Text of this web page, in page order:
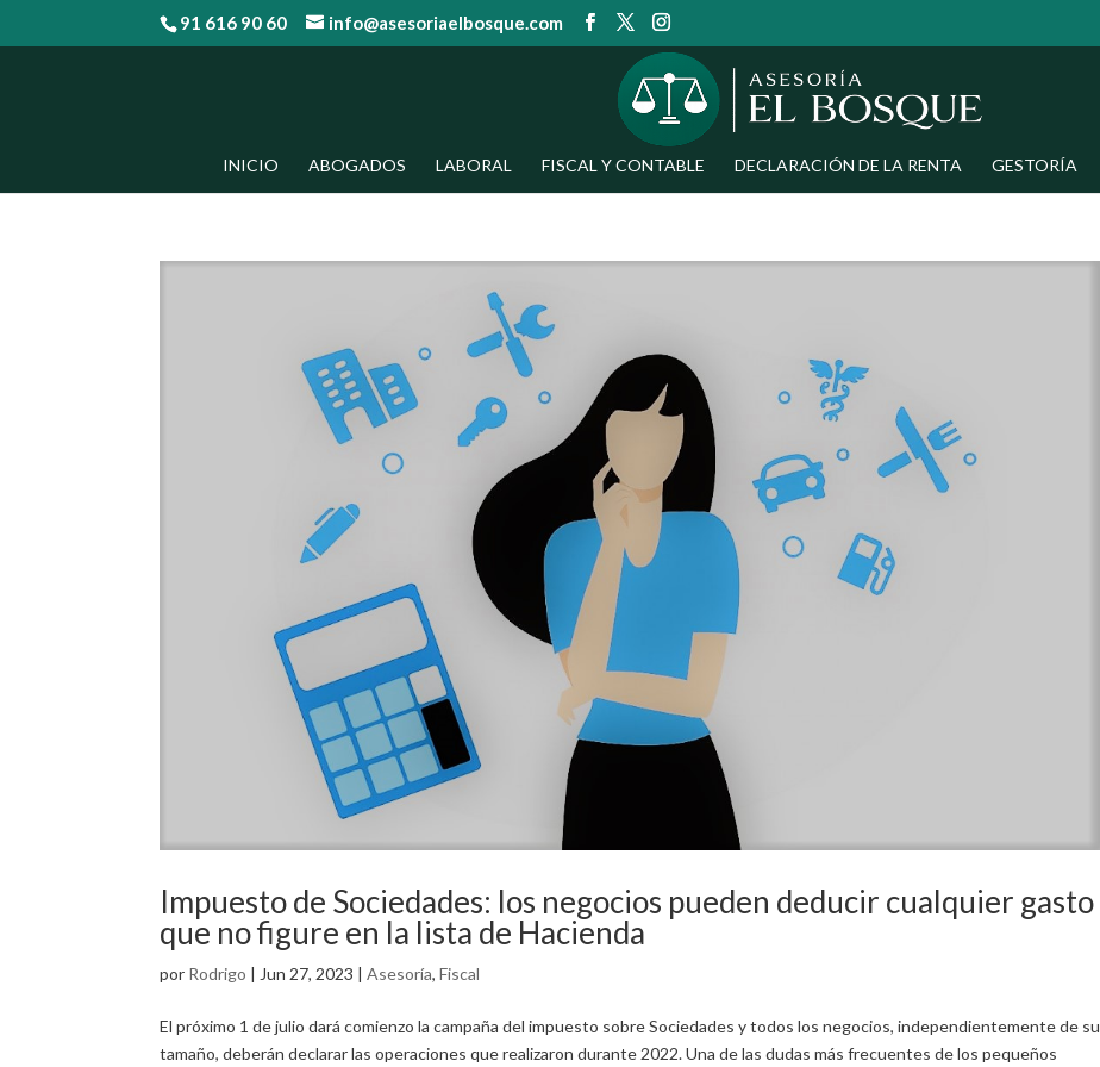
91 616 90 60 info@asesoriaelbosque.com
INICIO ABOGADOS LABORAL FISCAL Y CONTABLE DECLARACIÓN DE LA RENTA GESTORÍA
Impuesto de Sociedades: los negocios pueden deducir cualquier gasto
que no figure en la lista de Hacienda
por Rodrigo | Jun 27, 2023 |Asesoría,Fiscal
El próximo 1 de julio dará comienzo la campaña del impuesto sobre Sociedades y todos los negocios, independientemente de su
tamaño, deberán declarar las operaciones que realizaron durante 2022. Una de las dudas más frecuentes de los pequeños